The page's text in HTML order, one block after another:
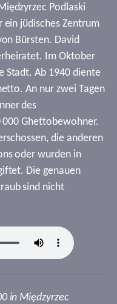
Podlaski
jüdisches Zentrum
Bürsten. David
Im Oktober
Stadt. Ab 1940 diente
An nur zwei Tagen
des
Ghettobewohner.
die anderen
oder wurden in
Die genauen
sind nicht
in Międzyrzec